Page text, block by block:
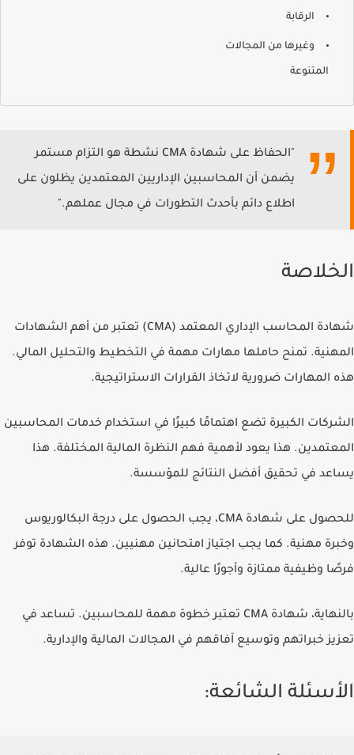
الرقابة
وغيرها من المجالات
المتنوعة
"الحفاظ على شهادة CMA نشطة هو التزام مستمر
يضمن أن المحاسبين الإداريين المعتمدين يظلون على
اطلاع دائم بأحدث التطورات في مجال عملهم."
الخلاصة
شهادة المحاسب الإداري المعتمد (CMA) تعتبر من أهم الشهادات
المهنية. تمنح حاملها مهارات مهمة في التخطيط والتحليل المالي.
هذه المهارات ضرورية لاتخاذ القرارات الاستراتيجية.
الشركات الكبيرة تضع اهتمامًا كبيرًا في استخدام خدمات المحاسبين
المعتمدين. هذا يعود لأهمية فهم النظرة المالية المختلفة. هذا
يساعد في تحقيق أفضل النتائج للمؤسسة.
للحصول على شهادة CMA، يجب الحصول على درجة البكالوريوس
وخبرة مهنية. كما يجب اجتياز امتحانين مهنيين. هذه الشهادة توفر
فرصًا وظيفية ممتازة وأجورًا عالية.
بالنهاية، شهادة CMA تعتبر خطوة مهمة للمحاسبين. تساعد في
تعزيز خبراتهم وتوسيع آفاقهم في المجالات المالية والإدارية.
الأسئلة الشائعة: